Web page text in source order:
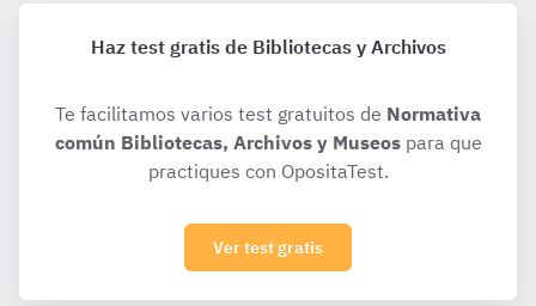
Haz test gratis de Bibliotecas y Archivos
Te facilitamos varios test gratuitos de Normativa
común Bibliotecas, Archivos y Museospara que
practiques con OpositaTest.
Ver test gratis